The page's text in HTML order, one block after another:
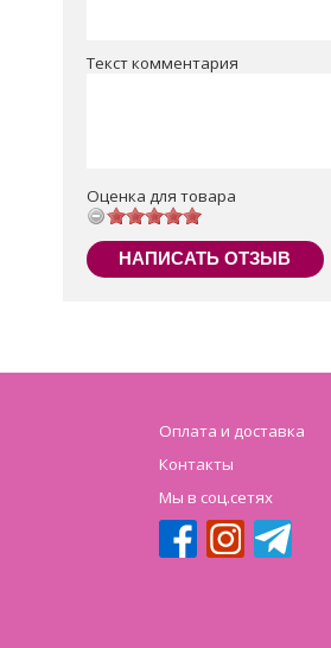
Текст комментария
Оценка для товара
НАПИСАТЬ ОТЗЫВ
Оплата и доставка
Контакты
Мы в соц.сетях